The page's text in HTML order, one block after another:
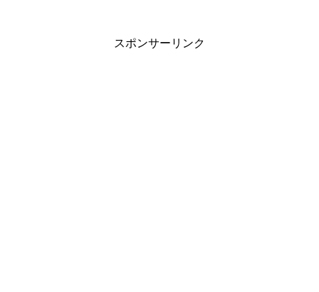
スポンサーリンク